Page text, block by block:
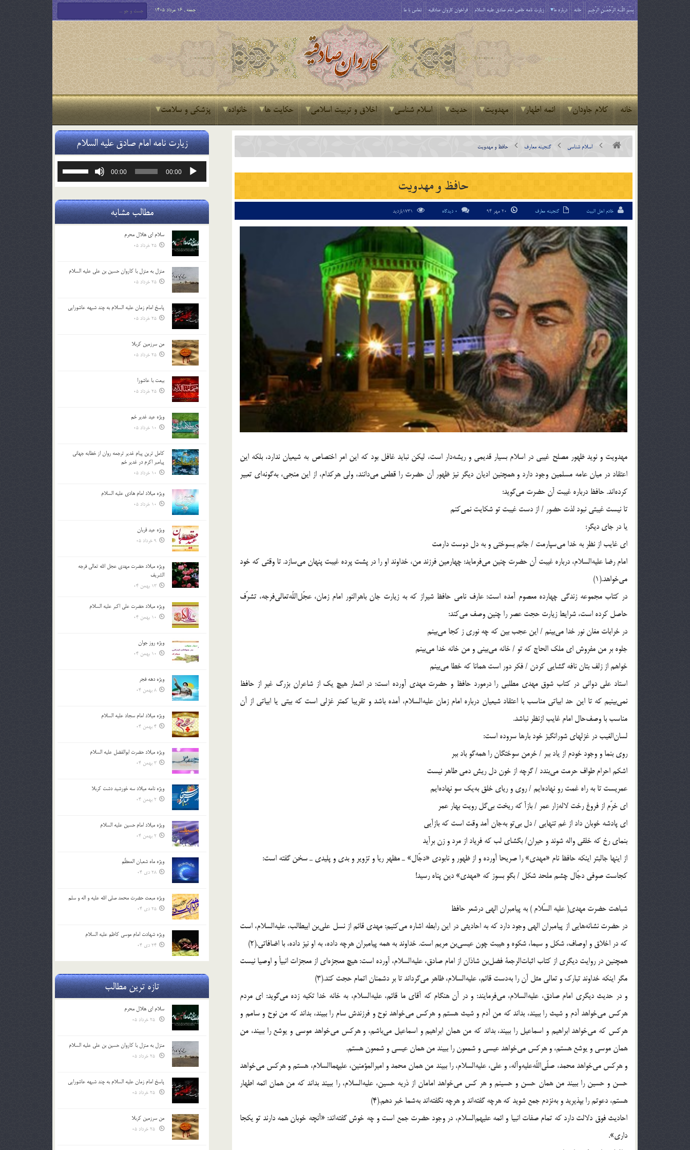
بِسْمِ اللَّـهِ الرَّحْمَـٰنِ الرَّحِيمِ خانه درباره ما زیارت نامه خاص امام صادق علیه السلام فراخوان کاروان صادقیه تماس با ما جمعه , 16 مرداد 1405
خانه کلام جاودان ائمه اطهار مهدویت حدیث اسلام شناسی اخلاق و تربیت اسلامی حکایت ها خانواده پزشکی و سلامت
اسلام شناسی گنجینه معارف حافظ و مهدویت
حافظ و مهدویت
خادم اهل البیت گنجینه معارف 0 دیدگاه
مهدویت و نوید ظهور مصلح غیبی در اسلام بسیار قدیمی و ریشه‌دار است، لیکن نباید غافل بود که این امر اختصاص به شیعیان ندارد، بلکه این
اعتقاد در میان عامه مسلمین وجود دارد و همچنین ادیان دیگر نیز ظهور آن حضرت را قطعی می‌دانند، ولی هرکدام، از این منجی، به‌گونه‌ای تعبیر
کرده‌اند. حافظ درباره غیبت آن حضرت می‌گوید:
تا نیست غیبتی نبود لذت حضور / از دست غیبت تو شکایت نمی‌کنم
یا در جای دیگر:
ای غایب از نظر به خدا می‌سپارمت / جانم بسوختی و به دل دوست دارمت
امام رضا علیه‌السلام، درباره غیبت آن حضرت چنین می‌فرماید: چهارمین فرزند من، خداوند او را در پشت پرده غیبت پنهان می‌سازد. تا وقتی که خود
می‌خواهد.(1)
در کتاب مجموعه زندگی چهارده معصوم آمده است: عارف نامی حافظ شیراز که به زیارت جان باهرالنور امام زمان، عجّل‌اللّه‌تعالی‌فرجه، تشرّف
حاصل کرده است، شرایط زیارت حجت عصر را چنین وصف می‌کند:
در خرابات مغان نور خدا می‌بینم / این عجب بین که چه نوری ز کجا می‌بینم
جلوه بر من مفروش ای ملک الحاج که تو / خانه می‌بینی و من خانه خدا می‌بینم
خواهم از زلف بتان نافه گشایی کردن / فکر دور است همانا که خطا می‌بینم
استاد علی دوانی در کتاب شوق مهدی مطلبی را درمورد حافظ و حضرت مهدی آورده است: در اشعار هیچ یک از شاعران بزرگ غیر از حافظ
نمی‌بینیم که تا این حد ابیاتی مناسب با اعتقاد شیعیان درباره امام زمان علیه‌السلام، آمده باشد و تقریبا کمتر غزلی است که بیتی یا ابیاتی از آن
مناسب با وصف‌حال امام غایب ازنظر نباشد.
لسان‌الغیب در غزلهای شورانگیز خود بارها سروده است:
روی بنما و وجود خودم از یاد ببر / خرمن سوختگان را همه‌گو باد ببر
اشکم احرام طواف حرمت می‌بندد / گرچه از خون دل ریش دمی طاهر نیست
عمریست تا به راه غمت رو نهاده‌ایم / روی و ریای خلق به‌یک سو نهاده‌ایم
ای خرّم از فروغ رخت لاله‌زار عمر / بازآ که ریخت بی‌گل رویت بهار عمر
ای پادشه خوبان داد از غم تنهایی / دل بی‌تو به‌جان آمد وقت است که بازآیی
بنمای رخ که خلقی واله شوند و حیران/ بگشای لب که فریاد از مرد و زن برآید
از اینها جالبتر اینکه حافظ نام «مهدی» را صریحا آورده و از ظهور و نابودی «دجّال» ـ مظهر ریا و تزویر و بدی و پلیدی ـ سخن گفته است:
کجاست صوفی دجّال چشم ملحد شکل / بگو بسوز که «مهدی» دین پناه رسید!
شباهت حضرت مهدی( علیه السّلام ) به پیامبران الهی درشعر حافظ
در حضرت نشانه‌هایی از پیامبران الهی وجود دارد که به احادیثی در این رابطه اشاره می‌کنیم: مهدی قائم از نسل علی‌بن ابیطالب، علیه‌السلام، است
که در اخلاق و اوصاف، شکل و سیما، شکوه و هیبت چون عیسی‌بن مریم است. خداوند به همه پیامبران هرچه داده، به او نیز داده، با اضافاتی.(2)
همچنین در روایت دیگری از کتاب اثبات‌الرجعة فضل‌بن شاذان از امام صادق، علیه‌السلام، آورده است: هیچ معجزه‌ای از معجزات انبیأ و اوصیا نیست
مگر اینکه خداوند تبارک و تعالی مثل آن را به‌دست قائم، علیه‌السلام، ظاهر می‌گرداند تا بر دشمنان اتمام حجت کند.(3)
و در حدیث دیگری امام صادق، علیه‌السلام، می‌فرمایند: و در آن هنگام که آقای ما قائم، علیه‌السلام، به خانه خدا تکیه زده می‌گوید: ای مردم
هرکس می‌خواهد آدم و شیث را ببیند، بداند که من آدم و شیث هستم و هرکس می‌خواهد نوح و فرزندش سام را ببیند، بداند که من نوح و سامم و
هرکس که می‌خواهد ابراهیم و اسماعیل را ببیند، بداند که من همان ابراهیم و اسماعیل می‌باشم، و هرکس می‌خواهد موسی و یوشع را ببیند، من
همان موسی و یوشع هستم، و هرکس می‌خواهد عیسی و شمعون را ببیند من همان عیسی و شمعون هستم.
و هرکس می‌خواهد محمد، صلّی‌اللّه‌علیه‌وآله، و علی، علیه‌السلام، را ببیند من همان محمد و امیرالمؤمنین، علیهماالسلام، هستم و هرکس می‌خواهد
حسن و حسین را ببیند من همان حسن و حسینم و هر کس می‌خواهد امامان از ذریه حسین، علیه‌السلام، را ببیند بداند که من همان ائمه اطهار
هستم، دعوتم را بپذیرید و به‌نزدم جمع شوید که هرچه گفته‌اند و هرچه نگفته‌اند به‌شما خبر دهم.(4)
احادیث فوق دلالت دارد که تمام صفات انبیا و ائمه علیهم‌السلام، در وجود حضرت جمع است و چه خوش گفته‌اند: «آنچه خوبان همه دارند تو یکجا
داری».
زیارت نامه امام صادق علیه السلام
پخش‌کننده
00:00
00:00
یا
صدا
کلیدهای
مطالب مشابه
سلام ای هلال محرم
25 خرداد 05
منزل به منزل با کاروان حسین بن علی علیه السلام
25 خرداد 05
پاسخ امام زمان علیه السلام به چند شبهه عاشورایی
25 خرداد 05
من سرزمین کربلا
25 خرداد 05
بیعت با عاشورا
25 خرداد 05
ویژه عید غدیر خم
10 خرداد 05
کامل ترین پیام غدیر ترجمه روان از خطابه جهانی
پیامبر اکرم در غدیر خم
10 خرداد 05
ویژه میلاد امام هادی علیه السلام
10 خرداد 05
ویژه عید قربان
9 خرداد 05
ویژه میلاد حضرت مهدی عجل الله تعالی فرجه
الشريف
13 بهمن 04
ویژه میلاد حضرت علی اکبر علیه السلام
10 بهمن 04
ویژه روز جوان
10 بهمن 04
ویژه دهه فجر
8 بهمن 04
ویژه میلاد امام سجاد علیه السلام
4 بهمن 04
ویژه میلاد حضرت ابوالفضل علیه السلام
3 بهمن 04
ویژه نامه میلاد سه خورشید دشت کربلا
2 بهمن 04
ویژه میلاد امام حسین علیه السلام
2 بهمن 04
ویژه ماه شعبان المعظّم
28 دی 04
ویژه مبعث حضرت محمد صلی الله علیه و اله و سلم
25 دی 04
ویژه شهادت امام موسی کاظم علیه السلام
24 دی 04
تازه ترین مطالب
سلام ای هلال محرم
منزل به منزل با کاروان حسین بن علی علیه السلام
پاسخ امام زمان علیه السلام به چند شبهه عاشورایی
من سرزمین کربلا